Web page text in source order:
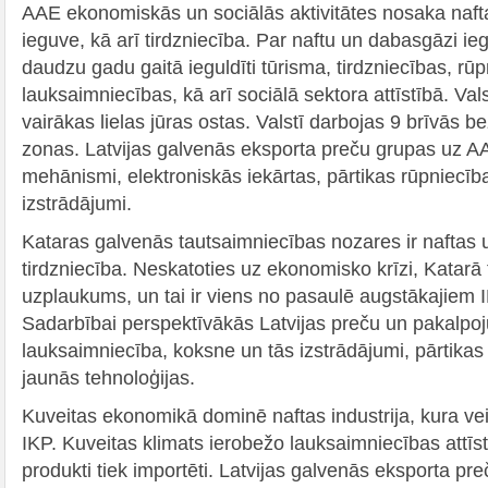
AAE ekonomiskās un sociālās aktivitātes nosaka
ieguve, kā arī tirdzniecība. Par naftu un dabasgāzi
daudzu gadu gaitā ieguldīti tūrisma, tirdzniecības,
lauksaimniecības, kā arī sociālā sektora attīstībā.
vairākas lielas jūras ostas. Valstī darbojas 9 brīvās
zonas. Latvijas galvenās eksporta preču grupas uz
mehānismi, elektroniskās iekārtas, pārtikas
izstrādājumi.
Kataras galvenās tautsaimniecības nozares ir naftas
tirdzniecība. Neskatoties uz ekonomisko krīzi,
uzplaukums, un tai ir viens no pasaulē augstākajiem
Sadarbībai perspektīvākās Latvijas preču un
lauksaimniecība, koksne un tās izstrādājumi,
jaunās tehnoloģijas.
Kuveitas ekonomikā dominē naftas industrija, kura
IKP. Kuveitas klimats ierobežo lauksaimniecības
produkti tiek importēti. Latvijas galvenās eksporta